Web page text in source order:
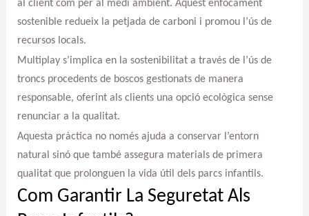
al client com per al medi ambient. Aquest enfocament
sostenible redueix la petjada de carboni i promou l’ús de
recursos locals.
Multiplay s’implica en la sostenibilitat a través de l’ús de
troncs procedents de boscos gestionats de manera
responsable, oferint als clients una opció ecològica sense
renunciar a la qualitat.
Aquesta pràctica no només ajuda a conservar l’entorn
natural sinó que també assegura materials de primera
qualitat que prolonguen la vida útil dels parcs infantils.
Com Garantir La Seguretat Als